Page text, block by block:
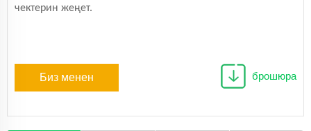
чектерин жеңет.
Биз менен брошюра